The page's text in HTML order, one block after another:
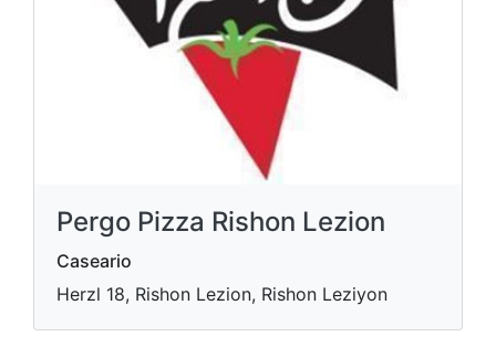
Pergo Pizza Rishon Lezion
Caseario
Herzl 18, Rishon Lezion, Rishon Leziyon